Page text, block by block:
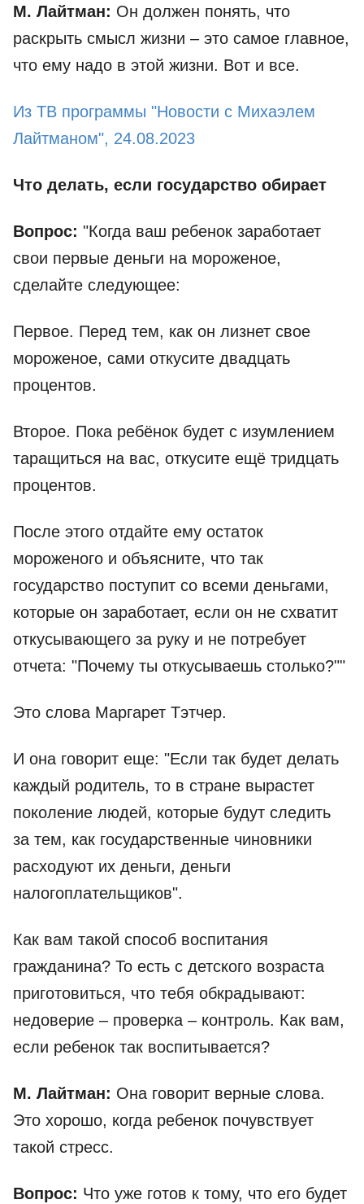
М. Лайтман: Он должен понять, что
раскрыть смысл жизни – это самое главное,
что ему надо в этой жизни. Вот и все.
Из ТВ программы "Новости с Михаэлем
Лайтманом", 24.08.2023
Что делать, если государство обирает
Вопрос: "Когда ваш ребенок заработает
свои первые деньги на мороженое,
сделайте следующее:
Первое. Перед тем, как он лизнет свое
мороженое, сами откусите двадцать
процентов.
Второе. Пока ребёнок будет с изумлением
таращиться на вас, откусите ещё тридцать
процентов.
После этого отдайте ему остаток
мороженого и объясните, что так
государство поступит со всеми деньгами,
которые он заработает, если он не схватит
откусывающего за руку и не потребует
отчета: "Почему ты откусываешь столько?""
Это слова Маргарет Тэтчер.
И она говорит еще: "Если так будет делать
каждый родитель, то в стране вырастет
поколение людей, которые будут следить
за тем, как государственные чиновники
расходуют их деньги, деньги
налогоплательщиков".
Как вам такой способ воспитания
гражданина? То есть с детского возраста
приготовиться, что тебя обкрадывают:
недоверие – проверка – контроль. Как вам,
если ребенок так воспитывается?
М. Лайтман: Она говорит верные слова.
Это хорошо, когда ребенок почувствует
такой стресс.
Вопрос: Что уже готов к тому, что его будет